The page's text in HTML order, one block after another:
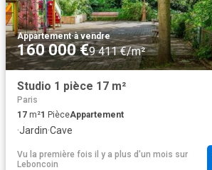
Appartement·à vendre
160 000 €9 411 €/m²
Studio 1 pièce 17 m²
Paris
17 m²1 PièceAppartement
·Jardin·Cave
Vu la première fois il y a plus d'un mois sur
Leboncoin